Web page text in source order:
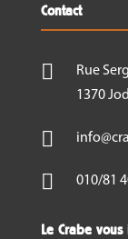
Contact

Rue
1370

 010/81
Le Crabe